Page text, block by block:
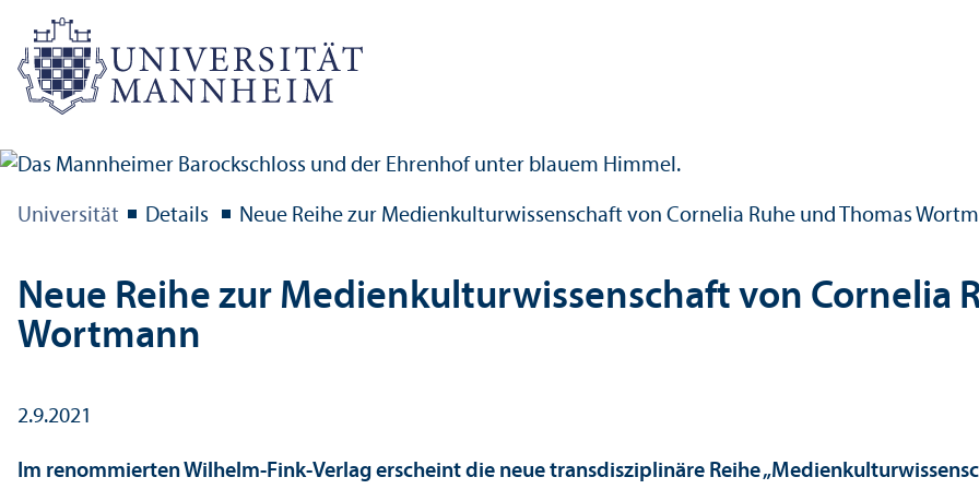
Universität Details Neue Reihe zur Medienkultur­wissenschaft von Cornelia Ruhe und Thomas
Neue Reihe zur Medienkultur­wissenschaft von Cornelia
Wortmann
2.9.2021
Im renommierten Wilhelm-Fink-Verlag erscheint die neue trans­disziplinäre Reihe